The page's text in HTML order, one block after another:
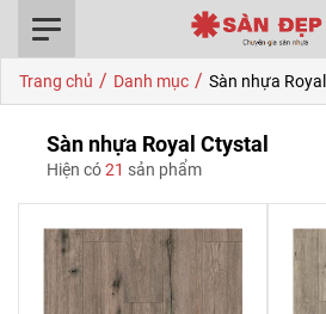
Trang chủ / Danh mục / Sàn nhựa
Sàn nhựa Royal Ctystal
Hiện có21 sản phẩm